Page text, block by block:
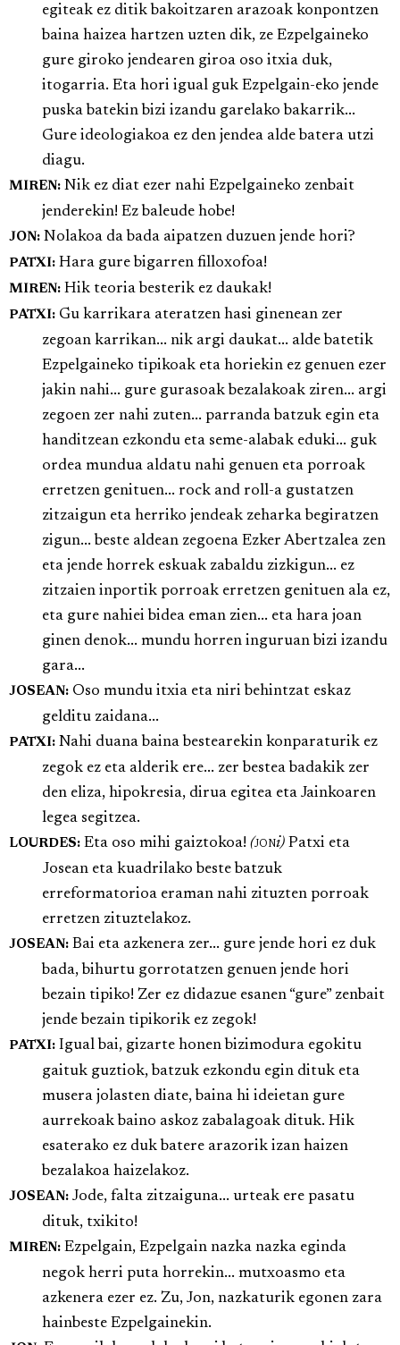
egiteak ez ditik bakoitzaren arazoak konpontzen
baina haizea hartzen uzten dik, ze Ezpelgaineko
gure giroko jendearen giroa oso itxia duk,
itogarria. Eta hori igual guk Ezpelgain-eko jende
puska batekin bizi izandu garelako bakarrik...
Gure ideologiakoa ez den jendea alde batera utzi
diagu.
MIREN: Nik ez diat ezer nahi Ezpelgaineko zenbait
jenderekin! Ez baleude hobe!
JON: Nolakoa da bada aipatzen duzuen jende hori?
PATXI: Hara gure bigarren filloxofoa!
MIREN: Hik teoria besterik ez daukak!
PATXI: Gu karrikara ateratzen hasi ginenean zer
zegoan karrikan... nik argi daukat... alde batetik
Ezpelgaineko tipikoak eta horiekin ez genuen ezer
jakin nahi... gure gurasoak bezalakoak ziren... argi
zegoen zer nahi zuten... parranda batzuk egin eta
handitzean ezkondu eta seme-alabak eduki... guk
ordea mundua aldatu nahi genuen eta porroak
erretzen genituen... rock and roll-a gustatzen
zitzaigun eta herriko jendeak zeharka begiratzen
zigun... beste aldean zegoena Ezker Abertzalea zen
eta jende horrek eskuak zabaldu zizkigun... ez
zitzaien inportik porroak erretzen genituen ala ez,
eta gure nahiei bidea eman zien... eta hara joan
ginen denok... mundu horren inguruan bizi izandu
gara...
JOSEAN: Oso mundu itxia eta niri behintzat eskaz
gelditu zaidana...
PATXI: Nahi duana baina bestearekin konparaturik ez
zegok ez eta alderik ere... zer bestea badakik zer
den eliza, hipokresia, dirua egitea eta Jainkoaren
legea segitzea.
LOURDES: Eta oso mihi gaiztokoa! (joni) Patxi eta
Josean eta kuadrilako beste batzuk
erreformatorioa eraman nahi zituzten porroak
erretzen zituztelakoz.
JOSEAN: Bai eta azkenera zer... gure jende hori ez duk
bada, bihurtu gorrotatzen genuen jende hori
bezain tipiko! Zer ez didazue esanen “gure” zenbait
jende bezain tipikorik ez zegok!
PATXI: Igual bai, gizarte honen bizimodura egokitu
gaituk guztiok, batzuk ezkondu egin dituk eta
musera jolasten diate, baina hi ideietan gure
aurrekoak baino askoz zabalagoak dituk. Hik
esaterako ez duk batere arazorik izan haizen
bezalakoa haizelakoz.
JOSEAN: Jode, falta zitzaiguna... urteak ere pasatu
dituk, txikito!
MIREN: Ezpelgain, Ezpelgain nazka nazka eginda
negok herri puta horrekin... mutxoasmo eta
azkenera ezer ez. Zu, Jon, nazkaturik egonen zara
hainbeste Ezpelgainekin.